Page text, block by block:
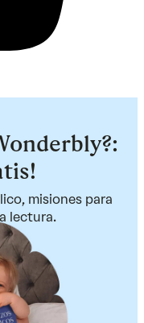
misiones para
lectura.